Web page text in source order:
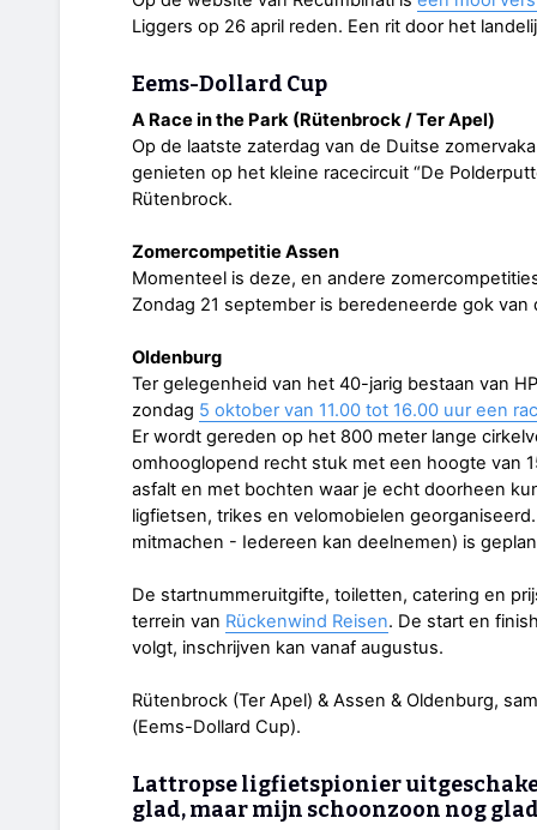
Liggers op 26 april reden. Een rit door het
Eems-Dollard Cup
A Race in the Park (Rütenbrock / Ter Apel)
Op de laatste zaterdag van de Duitse
genieten op het kleine racecircuit “De
Rütenbrock.
Zomercompetitie Assen
Momenteel is deze, en andere
Zondag 21 september is beredeneerde gok van
Oldenburg
Ter gelegenheid van het 40-jarig bestaan van
zondag 5 oktober van 11.00 tot 16.00 uur een
Er wordt gereden op het 800 meter lange
omhooglopend recht stuk met een hoogte van
asfalt en met bochten waar je echt doorheen
ligfietsen, trikes en velomobielen
mitmachen - Iedereen kan deelnemen) is
De startnummeruitgifte, toiletten, catering en
terrein van Rückenwind Reisen. De start en
volgt, inschrijven kan vanaf augustus.
Rütenbrock (Ter Apel) & Assen & Oldenburg,
(Eems-Dollard Cup).
Lattropse ligfietspionier
glad, maar mijn schoonzoon nog